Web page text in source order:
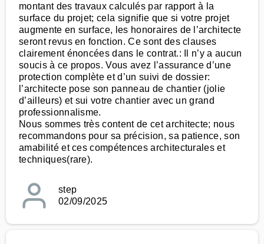
montant des travaux calculés par rapport à la
surface du projet; cela signifie que si votre projet
augmente en surface, les honoraires de l’architecte
seront revus en fonction. Ce sont des clauses
clairement énoncées dans le contrat.: Il n’y a aucun
soucis à ce propos. Vous avez l’assurance d’une
protection complète et d’un suivi de dossier:
l’architecte pose son panneau de chantier (jolie
d’ailleurs) et sui votre chantier avec un grand
professionnalisme.
Nous sommes très content de cet architecte; nous
recommandons pour sa précision, sa patience, son
amabilité et ces compétences architecturales et
techniques(rare).
step
02/09/2025